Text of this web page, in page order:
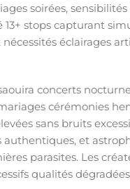
soirées,
stops capturant
éclairages
concerts
cérémonies
sans bruits
et
parasites. Les
qualités